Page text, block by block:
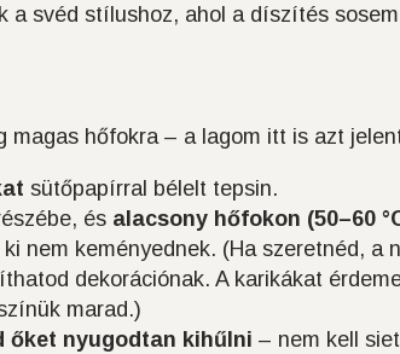
a svéd stílushoz, ahol a díszítés
magas hőfokra – a lagom itt is azt
sütőpapírral bélelt tepsin.
és alacsony hőfokon (50–60
nem keményednek. (Ha szeretnéd, a
dekorációnak. A karikákat
marad.)
őket nyugodtan kihűlni – nem kell